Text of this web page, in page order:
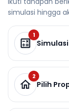
simulasi hingga
1
2
Pilih